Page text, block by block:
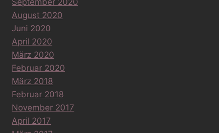
September 2020
August 2020
Juni 2020
April 2020
März 2020
Februar 2020
März 2018
Februar 2018
November 2017
April 2017